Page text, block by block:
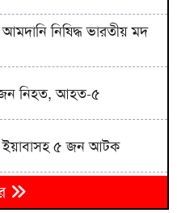
নিষিদ্ধ ভারতীয় মদ
নিহত, আহত-৫
ইয়াবাসহ ৫ জন আটক
করতে তৎপর একটি চক্র